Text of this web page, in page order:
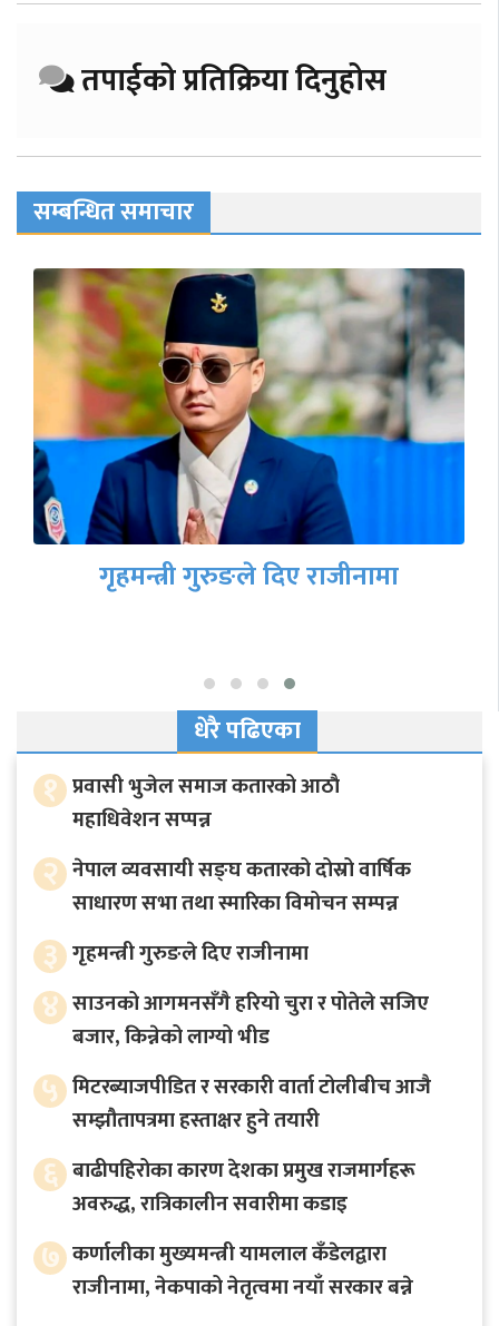
तपाईको प्रतिक्रिया दिनुहोस
सम्बन्धित समाचार
गृहमन्त्री गुरुङले दिए राजीनामा
धेरै पढिएका
१ प्रवासी भुजेल समाज कतारको आठाै
महाधिवेशन सप्पन्न
२ नेपाल व्यवसायी सङ्घ कतारको दोस्रो वार्षिक
साधारण सभा तथा स्मारिका विमोचन सम्पन्न
३ गृहमन्त्री गुरुङले दिए राजीनामा
४ साउनको आगमनसँगै हरियो चुरा र पोतेले सजिए
बजार, किन्नेको लाग्यो भीड
५ मिटरब्याजपीडित र सरकारी वार्ता टोलीबीच आजै
सम्झौतापत्रमा हस्ताक्षर हुने तयारी
६ बाढीपहिरोका कारण देशका प्रमुख राजमार्गहरू
अवरुद्ध, रात्रिकालीन सवारीमा कडाइ
७ कर्णालीका मुख्यमन्त्री यामलाल कँडेलद्वारा
राजीनामा, नेकपाको नेतृत्वमा नयाँ सरकार बन्ने